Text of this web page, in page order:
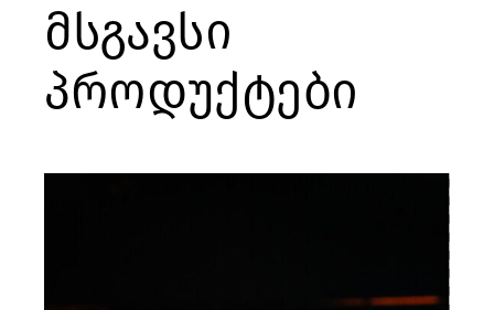
მსგავსი
პროდუქტები